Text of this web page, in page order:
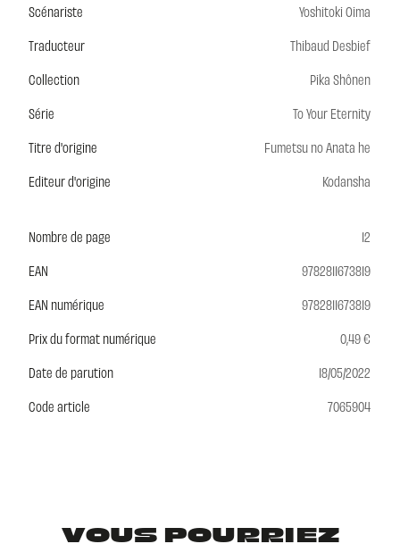
Scénariste
Yoshitoki Oima
Traducteur
Thibaud Desbief
Collection
Pika Shônen
Série
To Your Eternity
Titre d'origine
Fumetsu no Anata he
Editeur d'origine
Kodansha
Nombre de page
12
EAN
9782811673819
EAN numérique
9782811673819
Prix du format numérique
0,49 €
Date de parution
18/05/2022
Code article
7065904
VOUS POURRIEZ